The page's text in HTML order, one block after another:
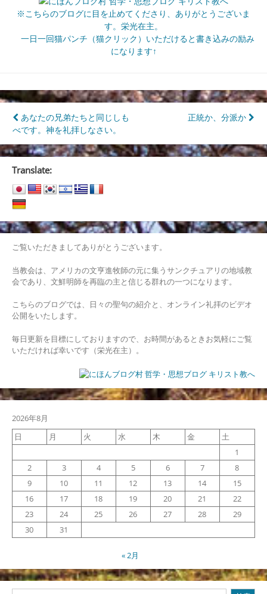
※こちらのブログに目を止めてくださり、ありがとうございま
す。栄光在主。
一日一回猫パンチ（猫クリック）いただけると書き込みの励み
になります↑
投
稿
ナ
ビ
ゲ
ー
シ
ョ
ン
あなたの兄弟たちと同じしも
べです。神を礼拝しなさい。
正統か、分派か
Translate:
ご覧いただきましてありがとうございます。
当教会は、アメリカの文亨進牧師の元に集うサンクチュアリの地域教
会であり、文鮮明師を再臨の主と信じる群れの一つになります。
こちらのブログでは、日々の聖句の紹介と、オンライン礼拝のビデオ
公開をいたします。
毎日更新を目標にしておりますので、お時間があるときお気軽にご覧
いただければ幸いです（栄光在主）。
2026年8月
日
月 火 水 木 金
土
1
2
3 4 5 6 7
8
9
10 11 12 13 14
15
16
17 18 19 20 21
22
23
24 25 26 27 28
29
30
31
« 2月